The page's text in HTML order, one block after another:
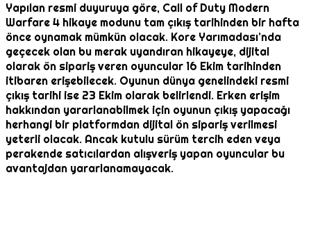
Yapılan resmi duyuruya göre, Call of Duty Modern
Warfare 4 hikaye modunu tam çıkış tarihinden bir hafta
önce oynamak mümkün olacak. Kore Yarımadası’nda
geçecek olan bu merak uyandıran hikayeye, dijital
olarak ön sipariş veren oyuncular 16 Ekim tarihinden
itibaren erişebilecek. Oyunun dünya genelindeki resmi
çıkış tarihi ise 23 Ekim olarak belirlendi. Erken erişim
hakkından yararlanabilmek için oyunun çıkış yapacağı
herhangi bir platformdan dijital ön sipariş verilmesi
yeterli olacak. Ancak kutulu sürüm tercih eden veya
perakende satıcılardan alışveriş yapan oyuncular bu
avantajdan yararlanamayacak.